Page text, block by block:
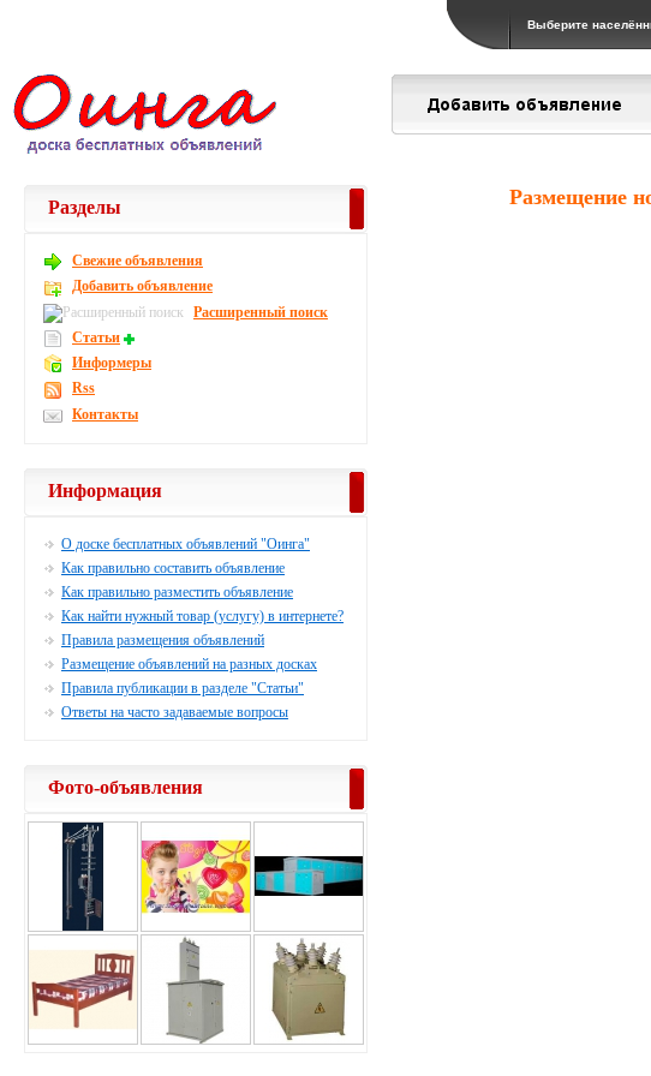
Выберите
Размещение
Разделы
Свежие объявления
Добавить объявление
Расширенный поиск
Статьи
Информеры
Rss
Контакты
Информация
О доске бесплатных объявлений "Оинга"
Как правильно составить объявление
Как правильно разместить объявление
Как найти нужный товар (услугу) в интернете?
Правила размещения объявлений
Размещение объявлений на разных досках
Правила публикации в разделе "Статьи"
Ответы на часто задаваемые вопросы
Фото-объявления